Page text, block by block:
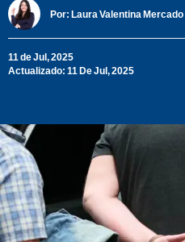
Por: Laura Valentina Mercado
11 de Jul, 2025
Actualizado: 11 De Jul, 2025